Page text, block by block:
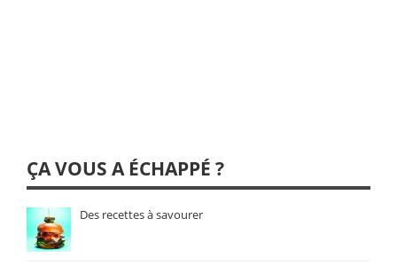
ÇA VOUS A ÉCHAPPÉ ?
Des recettes à savourer